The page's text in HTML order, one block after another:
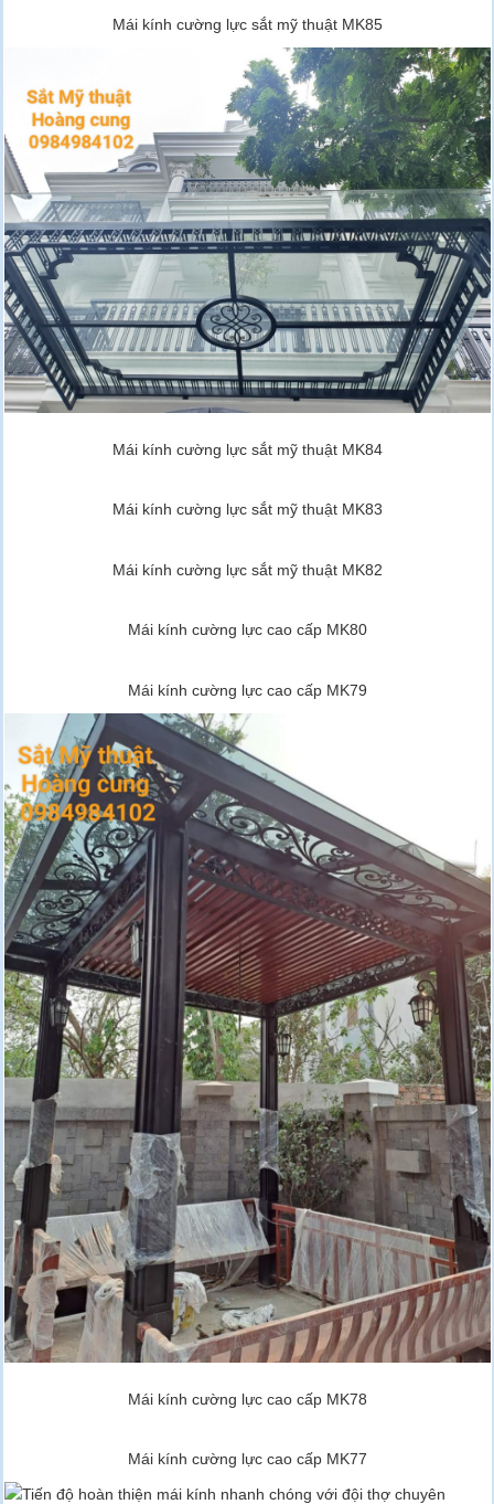
Mái kính cường lực sắt mỹ thuật MK85
Mái kính cường lực sắt mỹ thuật MK84
Mái kính cường lực sắt mỹ thuật MK83
Mái kính cường lực sắt mỹ thuật MK82
Mái kính cường lực cao cấp MK80
Mái kính cường lực cao cấp MK79
Mái kính cường lực cao cấp MK78
Mái kính cường lực cao cấp MK77